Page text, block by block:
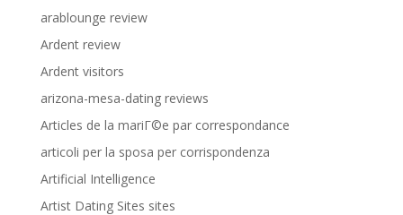
arablounge review
Ardent review
Ardent visitors
arizona-mesa-dating reviews
Articles de la mariГ©e par correspondance
articoli per la sposa per corrispondenza
Artificial Intelligence
Artist Dating Sites sites